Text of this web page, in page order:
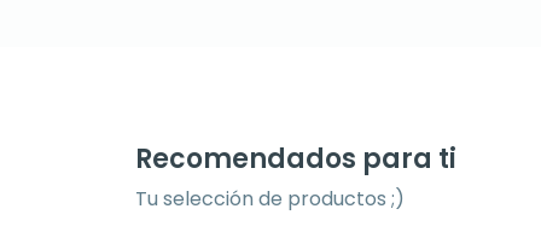
Recomendados para ti
Tu selección de productos ;)